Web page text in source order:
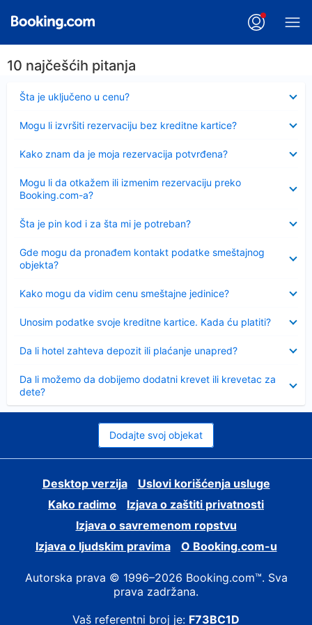
10 najčešćih pitanja
Šta je uključeno u cenu?
Sažeto
Mogu li izvršiti rezervaciju bez kreditne kartice?
Kako znam da je moja rezervacija potvrđena?
Mogu li da otkažem ili izmenim rezervaciju preko
Booking.com-a?
Šta je pin kod i za šta mi je potreban?
Sažeto
Gde mogu da pronađem kontakt podatke smeštajnog
objekta?
Kako mogu da vidim cenu smeštajne jedinice?
Unosim podatke svoje kreditne kartice. Kada ću platiti?
Da li hotel zahteva depozit ili plaćanje unapred?
Da li možemo da dobijemo dodatni krevet ili krevetac za
dete?
Dodajte svoj objekat
Desktop verzija
Uslovi korišćenja usluge
Kako radimo
Izjava o zaštiti privatnosti
Izjava o savremenom ropstvu
Izjava o ljudskim pravima
О Booking.com-u
Autorska prava © 1996–2026 Booking.com™. Sva
prava zadržana.
Vaš referentni broj je: F73BC1D